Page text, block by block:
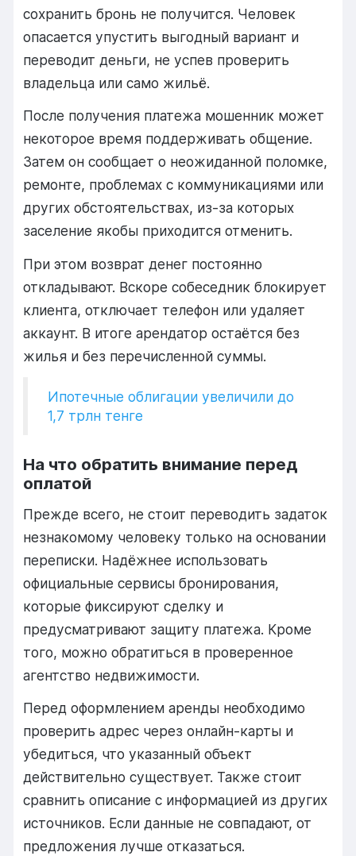
сохранить бронь не получится. Человек
опасается упустить выгодный вариант и
переводит деньги, не успев проверить
владельца или само жильё.
После получения платежа мошенник может
некоторое время поддерживать общение.
Затем он сообщает о неожиданной поломке,
ремонте, проблемах с коммуникациями или
других обстоятельствах, из-за которых
заселение якобы приходится отменить.
При этом возврат денег постоянно
откладывают. Вскоре собеседник блокирует
клиента, отключает телефон или удаляет
аккаунт. В итоге арендатор остаётся без
жилья и без перечисленной суммы.
Ипотечные облигации увеличили до
1,7 трлн тенге
На что обратить внимание перед
оплатой
Прежде всего, не стоит переводить задаток
незнакомому человеку только на основании
переписки. Надёжнее использовать
официальные сервисы бронирования,
которые фиксируют сделку и
предусматривают защиту платежа. Кроме
того, можно обратиться в проверенное
агентство недвижимости.
Перед оформлением аренды необходимо
проверить адрес через онлайн-карты и
убедиться, что указанный объект
действительно существует. Также стоит
сравнить описание с информацией из других
источников. Если данные не совпадают, от
предложения лучше отказаться.